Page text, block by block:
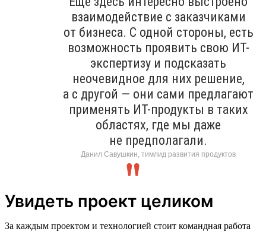
взаимодействие с заказчиками
от бизнеса. С одной стороны, есть
возможность проявить свою ИТ-
экспертизу и подсказать
неочевидное для них решение,
а с другой — они сами предлагают
применять ИТ-продукты в таких
областях, где мы даже
не предполагали.
Данил Савушкин, тимлид развития продуктов
Увидеть проект целиком
За каждым проектом и технологией стоит командная работа